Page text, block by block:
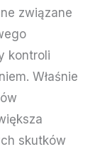
związane
kontroli
Właśnie
skutków